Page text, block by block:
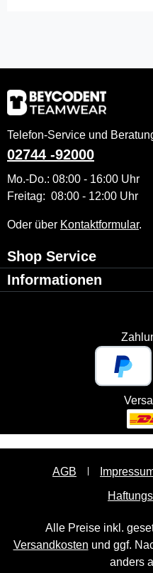
Telefon-Service und
02744 -92000
Mo.-Do.: 08:00 - 16:00 Uhr
Freitag: 08:00 - 12:00 Uhr
Oder über Kontaktformular.
Shop Service
Informationen
AGB
Alle Preise inkl.
Versandkosten und ggf.
anders